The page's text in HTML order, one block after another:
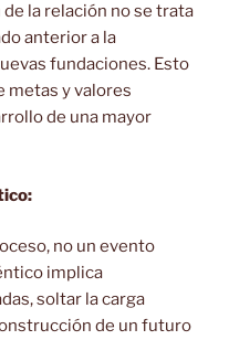
la relación no se trata
anterior a la
fundaciones. Esto
metas y valores
de una mayor
no un evento
implica
soltar la carga
de un futuro